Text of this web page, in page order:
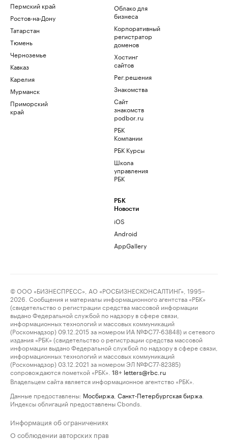
Пермский край
Ростов-на-Дону
Татарстан
Тюмень
Черноземье
Кавказ
Карелия
Мурманск
Приморский
край
Облако для
бизнеса
Корпоративный
регистратор
доменов
Хостинг
сайтов
Рег.решения
Знакомства
Сайт
знакомств
podbor.ru
РБК
Компании
РБК Курсы
Школа
управления
РБК
РБК
Новости
iOS
Android
AppGallery
© ООО «БИЗНЕСПРЕСС», АО «РОСБИЗНЕСКОНСАЛТИНГ», 1995–
2026. Сообщения и материалы информационного агентства «РБК»
(свидетельство о регистрации средства массовой информации
выдано Федеральной службой по надзору в сфере связи,
информационных технологий и массовых коммуникаций
(Роскомнадзор) 09.12.2015 за номером ИА №ФС77-63848) и сетевого
издания «РБК» (свидетельство о регистрации средства массовой
информации выдано Федеральной службой по надзору в сфере связи,
информационных технологий и массовых коммуникаций
(Роскомнадзор) 03.12.2021 за номером ЭЛ №ФС77-82385)
сопровождаются пометкой «РБК».
18+ letters@rbc.ru
Владельцем сайта является информационное агентство «РБК».
Данные предоставлены: Мосбиржа Санкт-Петербургская биржа
Индексы облигаций предоставлены Cbonds.
Информация об ограничениях
О соблюдении авторских прав